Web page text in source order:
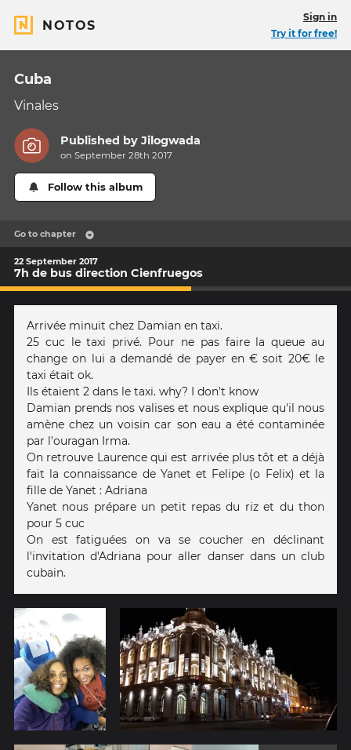
NOTOS
Sign in
Try it for free!
Cuba
Vinales
Published byJilogwada
on September 28th 2017
Follow this album
Go to chapter
22 September 2017
7h de bus direction Cienfruegos
Arrivée minuit chez Damian en taxi.
25 cuc le taxi privé. Pour ne pas faire la queue au
change on lui a demandé de payer en € soit 20€ le
taxi était ok.
Ils étaient 2 dans le taxi. why? I don't know
Damian prends nos valises et nous explique qu'il nous
amène chez un voisin car son eau a été contaminée
par l'ouragan Irma.
On retrouve Laurence qui est arrivée plus tôt et a déjà
fait la connaissance de Yanet et Felipe (o Felix) et la
fille de Yanet : Adriana
Yanet nous prépare un petit repas du riz et du thon
pour 5 cuc
On est fatiguées on va se coucher en déclinant
l'invitation d'Adriana pour aller danser dans un club
cubain.